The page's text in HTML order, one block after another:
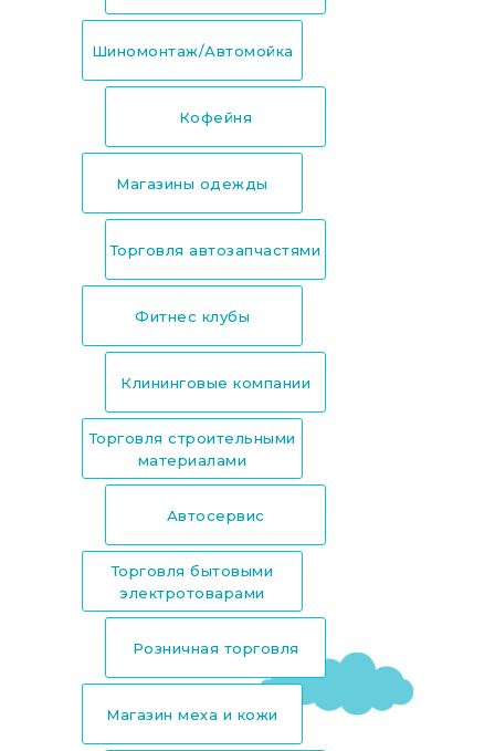
Розничная торговля
Торговля строительными
материалами
Клининговые компании
Торговля бытовыми
электротоварами
Кофейня
Торговля автозапчастями
Магазины одежды
Фитнес клубы
Магазин меха и кожи
Автосервис
Шиномонтаж/Автомойка